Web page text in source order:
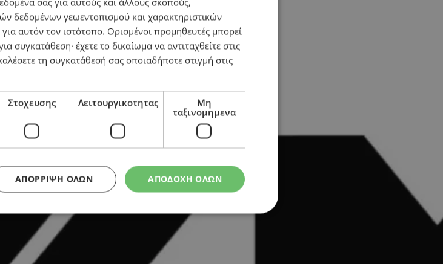
από €1,5 εκατ. στους πληγέντες
δεδομένων γεωεντοπισμού και χαρακτηριστικών
αυτόν τον ιστότοπο. Ορισμένοι προμηθευτές μπορεί
συγκατάθεση· έχετε το δικαίωμα να αντιταχθείτε στις
τη συγκατάθεσή σας οποιαδήποτε στιγμή στις
Στοχευσης Λειτουργικοτητας
Μη
ταξινομημενα
ΑΠΟΔΟΧΗ ΟΛΩΝ
ΑΠΌΡΡΙΨΗ ΌΛΩΝ